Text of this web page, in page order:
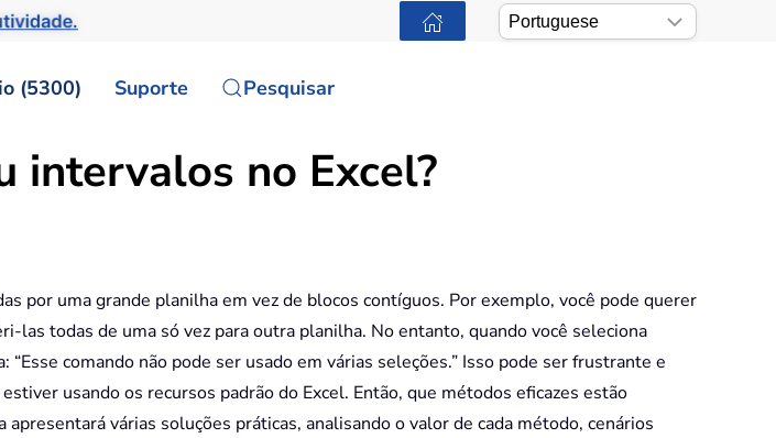
(5300) Suporte Pesquisar
intervalos no Excel?
por uma grande planilha em vez de blocos contíguos. Por exemplo, você pode querer
las todas de uma só vez para outra planilha. No entanto, quando você seleciona
comando não pode ser usado em várias seleções.” Isso pode ser frustrante e
usando os recursos padrão do Excel. Então, que métodos eficazes estão
várias soluções práticas, analisando o valor de cada método, cenários